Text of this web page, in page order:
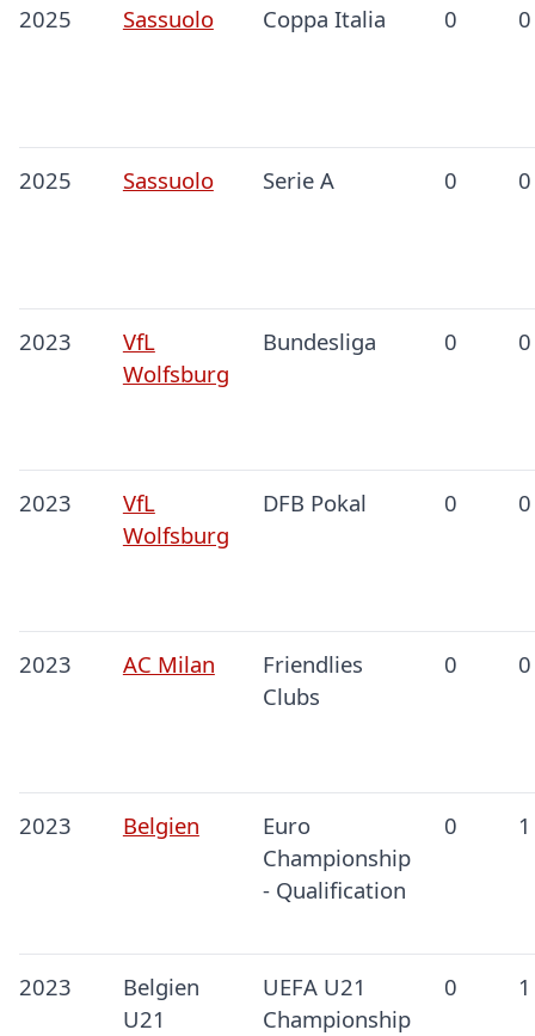
2025 Sassuolo Coppa Italia 0 0
2025 Sassuolo Serie A 0 0
2023
VfL
Wolfsburg
Bundesliga 0 0
2023
VfL
Wolfsburg
DFB Pokal 0 0
2023 AC Milan
Friendlies
Clubs
0 0
2023 Belgien
Euro
Championship
- Qualification
0 1
2023
Belgien
U21
UEFA U21
Championship
0 1